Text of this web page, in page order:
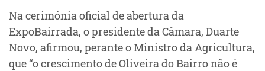
Na cerimónia oficial de abertura da
ExpoBairrada, o presidente da Câmara, Duarte
Novo, afirmou, perante o Ministro da Agricultura,
que “o crescimento de Oliveira do Bairro não é